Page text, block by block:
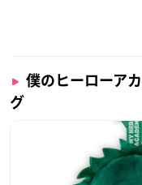
僕のヒーローア
グ